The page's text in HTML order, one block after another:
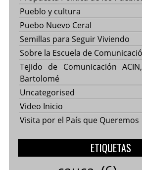
Pueblo y cultura
Puebo Nuevo Ceral
Semillas para Seguir Viviendo
Sobre la Escuela de
Tejido de Comunicación
Bartolomé
Uncategorised
Video Inicio
Visita por el País que Queremos
ETIQUETAS